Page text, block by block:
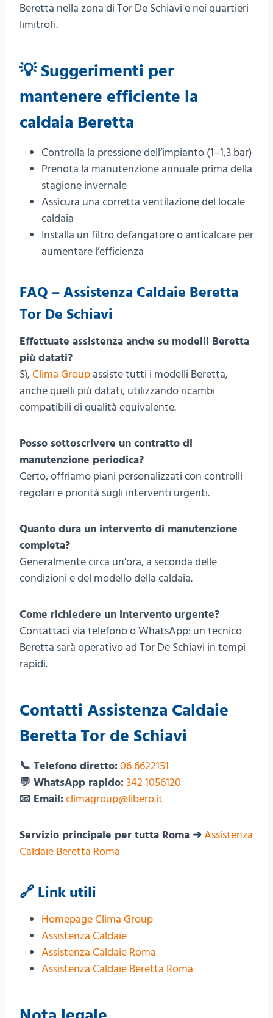
Beretta nella zona di Tor De Schiavi e nei quartieri
limitrofi.
💡 Suggerimenti per
mantenere efficiente la
caldaia Beretta
Controlla la pressione dell’impianto (1–1,3 bar)
Prenota la manutenzione annuale prima della
stagione invernale
Assicura una corretta ventilazione del locale
caldaia
Installa un filtro defangatore o anticalcare per
aumentare l’efficienza
FAQ – Assistenza Caldaie Beretta
Tor De Schiavi
Effettuate assistenza anche su modelli Beretta
più datati?
Sì,Clima Group assiste tutti i modelli Beretta,
anche quelli più datati, utilizzando ricambi
compatibili di qualità equivalente.
Posso sottoscrivere un contratto di
manutenzione periodica?
Certo, offriamo piani personalizzati con controlli
regolari e priorità sugli interventi urgenti.
Quanto dura un intervento di manutenzione
completa?
Generalmente circa un’ora, a seconda delle
condizioni e del modello della caldaia.
Come richiedere un intervento urgente?
Contattaci via telefono o WhatsApp: un tecnico
Beretta sarà operativo ad Tor De Schiavi in tempi
rapidi.
Contatti Assistenza Caldaie
Beretta Tor de Schiavi
📞 Telefono diretto: 06 6622151
💬 WhatsApp rapido: 342 1056120
📧 Email: climagroup@libero.it
Servizio principale per tutta Roma ➜Assistenza
Caldaie Beretta Roma
🔗 Link utili
Homepage Clima Group
Assistenza Caldaie
Assistenza Caldaie Roma
Assistenza Caldaie Beretta Roma